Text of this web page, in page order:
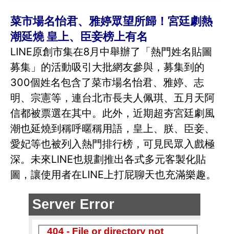
菜市場名怡君、雅婷眾望所歸！宮廷劇熱
潮延燒 皇上、臣妾榜上有名
LINE原創市集在8月中舉辦了「熱門姓名貼圖
募集」的活動吸引大批網友參與，募集到的
300個姓名包含了菜市場名怡君、雅婷、志
明、宗憲等，連台北市長夫人佩琪、五月天阿
信都被票選在其中。此外，近期超夯宮廷劇風
潮也延燒到稱呼暱稱用語，皇上、朕、臣妾、
愛妃等也被列入熱門排行榜，可見民眾入戲極
深。未來LINE也規劃推出各式多元客製化貼
圖，讓使用者在LINE上打屁聊天也充滿樂趣。